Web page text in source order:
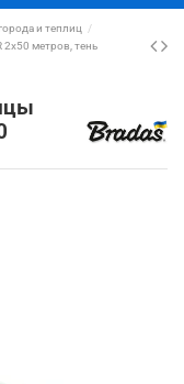
и теплиц
2х50 метров, тень